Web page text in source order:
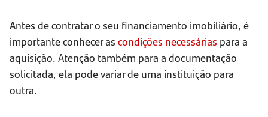
Antes de contratar o seu financiamento imobiliário, é
importante conhecer as condições necessárias para a
aquisição. Atenção também para a documentação
solicitada, ela pode variar de uma instituição para
outra.